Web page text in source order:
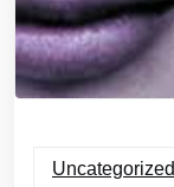
Uncategorized